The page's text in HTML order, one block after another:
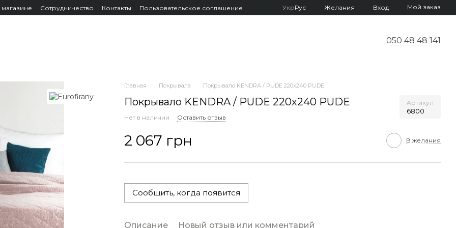
Сотрудничество Контакты Пользовательское соглашение УкрРус Желания Вход Мой заказ
050 48 48 141
Главная Покрывала Покрывало KENDRA / PUDE 220x240 PUDE
Покрывало KENDRA / PUDE 220x240 PUDE Артикул
6800
Нет в наличии Оставить отзыв
2 067 грн В желания
Сообщить, когда появится
Описание Новый отзыв или комментарий